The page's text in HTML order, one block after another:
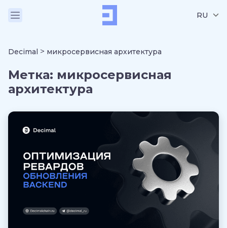
RU
Decimal > микросервисная архитектура
Метка: микросервисная
архитектура